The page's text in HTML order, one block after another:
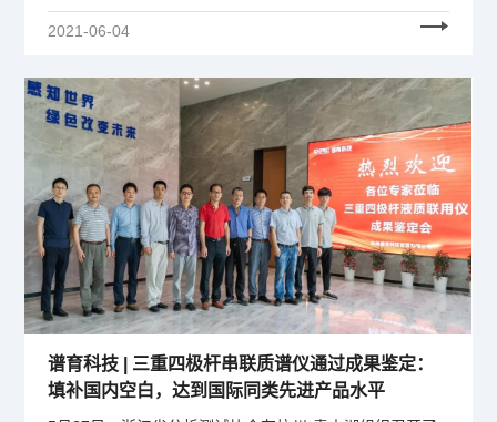
重自然、顺应自然、保护自然的理念，建设人与自然和谐
共生的美丽家园。
2021-06-04
谱育科技 | 三重四极杆串联质谱仪通过成果鉴定：
填补国内空白，达到国际同类先进产品水平